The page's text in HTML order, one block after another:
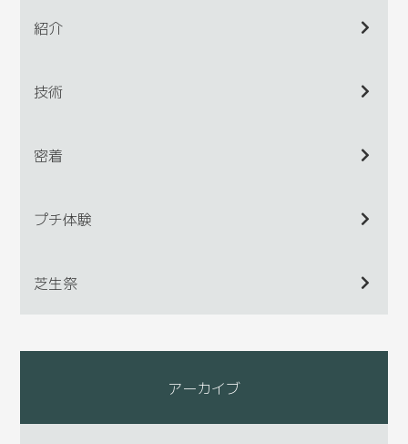
紹介
技術
密着
プチ体験
芝生祭
アーカイブ